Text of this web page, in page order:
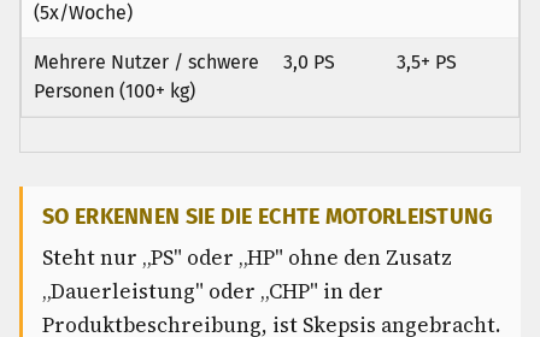
(5x/Woche)
Mehrere Nutzer / schwere
Personen (100+ kg)
3,0 PS 3,5+ PS
SO ERKENNEN SIE DIE ECHTE MOTORLEISTUNG
Steht nur „PS" oder „HP" ohne den Zusatz
„Dauerleistung" oder „CHP" in der
Produktbeschreibung, ist Skepsis angebracht.